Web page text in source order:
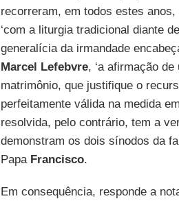
recorreram, em todos estes anos,
‘com a liturgia tradicional diante
generalícia da irmandade
Marcel Lefebvre, ‘a afirmação
matrimônio, que justifique o
perfeitamente válida na medida
resolvida, pelo contrário, tem a
demonstram os dois sínodos da
Papa Francisco.
Em consequência, responde a